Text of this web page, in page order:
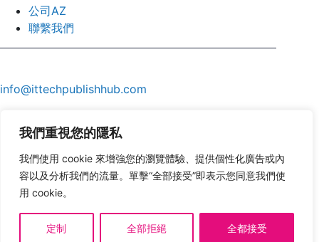
我們重視您的隱私
我們使用 cookie 來增強您的瀏覽體驗、提供個性化廣告或內
容以及分析我們的流量。單擊“全部接受”即表示您同意我們使
用 cookie。
定制 全部拒絕 全都接受
公司AZ
聯繫我們
info@ittechpublishhub.com